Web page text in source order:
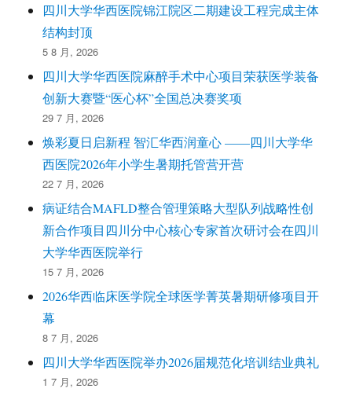
四川大学华西医院锦江院区二期建设工程完成主体
结构封顶
5 8 月, 2026
四川大学华西医院麻醉手术中心项目荣获医学装备
创新大赛暨“医心杯”全国总决赛奖项
29 7 月, 2026
焕彩夏日启新程 智汇华西润童心 ——四川大学华
西医院2026年小学生暑期托管营开营
22 7 月, 2026
病证结合MAFLD整合管理策略大型队列战略性创
新合作项目四川分中心核心专家首次研讨会在四川
大学华西医院举行
15 7 月, 2026
2026华西临床医学院全球医学菁英暑期研修项目开
幕
8 7 月, 2026
四川大学华西医院举办2026届规范化培训结业典礼
1 7 月, 2026